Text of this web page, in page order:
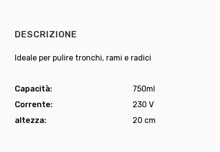
DESCRIZIONE
Ideale per pulire tronchi, rami e radici
Capacità:
750ml
Corrente:
230 V
altezza:
20 cm